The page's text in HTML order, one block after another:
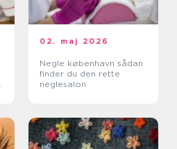
02. maj 2026
Negle københavn sådan
finder du den rette
neglesalon